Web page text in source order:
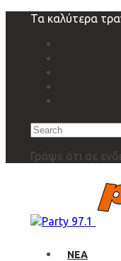
navigation
Τα καλύτερα
Search
Γράψε ότι σε
ΝΕΑ